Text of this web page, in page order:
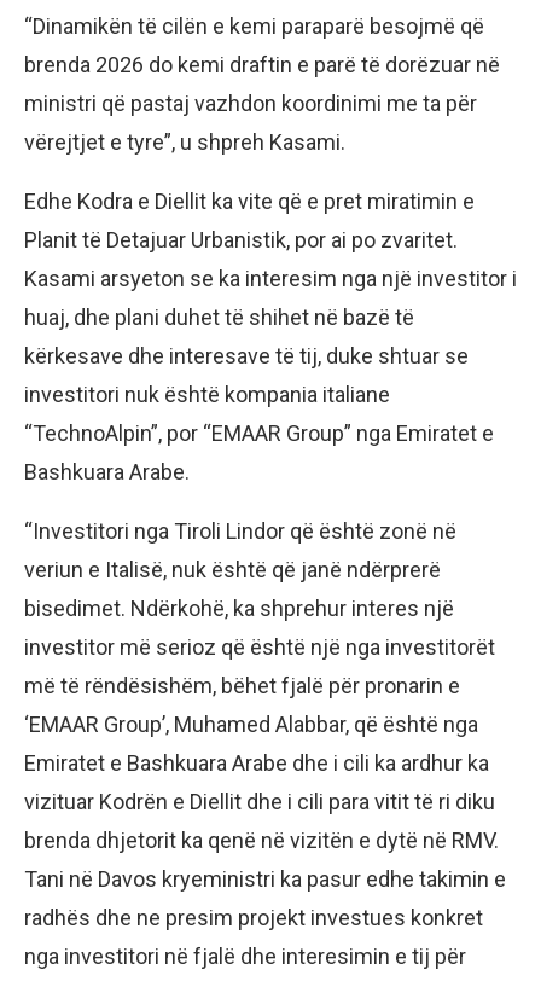
“Dinamikën të cilën e kemi paraparë besojmë që
brenda 2026 do kemi draftin e parë të dorëzuar në
ministri që pastaj vazhdon koordinimi me ta për
vërejtjet e tyre”, u shpreh Kasami.
Edhe Kodra e Diellit ka vite që e pret miratimin e
Planit të Detajuar Urbanistik, por ai po zvaritet.
Kasami arsyeton se ka interesim nga një investitor i
huaj, dhe plani duhet të shihet në bazë të
kërkesave dhe interesave të tij, duke shtuar se
investitori nuk është kompania italiane
“TechnoAlpin”, por “EMAAR Group” nga Emiratet e
Bashkuara Arabe.
“Investitori nga Tiroli Lindor që është zonë në
veriun e Italisë, nuk është që janë ndërprerë
bisedimet. Ndërkohë, ka shprehur interes një
investitor më serioz që është një nga investitorët
më të rëndësishëm, bëhet fjalë për pronarin e
‘EMAAR Group’, Muhamed Alabbar, që është nga
Emiratet e Bashkuara Arabe dhe i cili ka ardhur ka
vizituar Kodrën e Diellit dhe i cili para vitit të ri diku
brenda dhjetorit ka qenë në vizitën e dytë në RMV.
Tani në Davos kryeministri ka pasur edhe takimin e
radhës dhe ne presim projekt investues konkret
nga investitori në fjalë dhe interesimin e tij për